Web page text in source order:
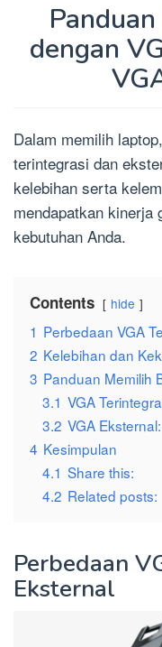
dengan
Dalam memilih
terintegrasi dan
kelebihan serta
mendapatkan kinerja
kebutuhan Anda.
Contents hide
1 Perbedaan VGA
2 Kelebihan dan
3 Panduan Memilih
3.1 VGA
3.2 VGA Eksternal:
4 Kesimpulan
4.1 Share this:
4.2 Related posts:
Perbedaan
Eksternal